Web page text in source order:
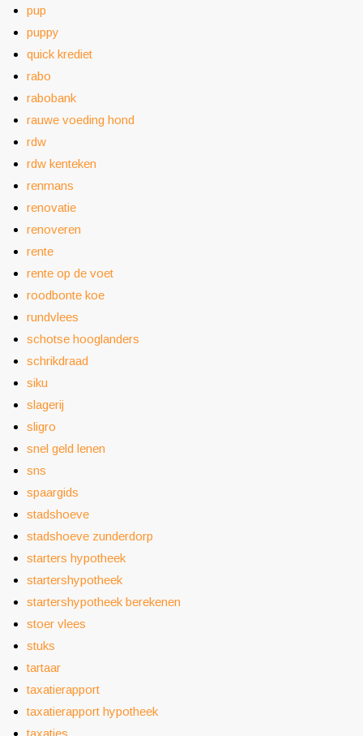
pup
puppy
quick krediet
rabo
rabobank
rauwe voeding hond
rdw
rdw kenteken
renmans
renovatie
renoveren
rente
rente op de voet
roodbonte koe
rundvlees
schotse hooglanders
schrikdraad
siku
slagerij
sligro
snel geld lenen
sns
spaargids
stadshoeve
stadshoeve zunderdorp
starters hypotheek
startershypotheek
startershypotheek berekenen
stoer vlees
stuks
tartaar
taxatierapport
taxatierapport hypotheek
taxaties